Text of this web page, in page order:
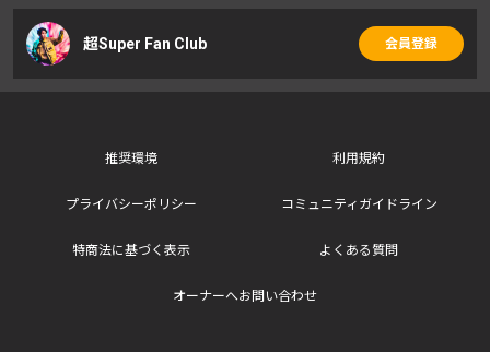
超Super Fan Club 会員登録
推奨環境 利用規約
プライバシーポリシー コミュニティガイドライン
特商法に基づく表示 よくある質問
オーナーへお問い合わせ